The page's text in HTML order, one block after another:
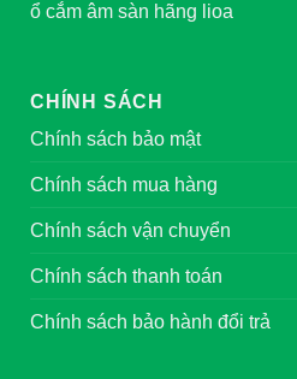
ổ cắm âm sàn hãng lioa
CHÍNH SÁCH
Chính sách bảo mật
Chính sách mua hàng
Chính sách vận chuyển
Chính sách thanh toán
Chính sách bảo hành đổi trả